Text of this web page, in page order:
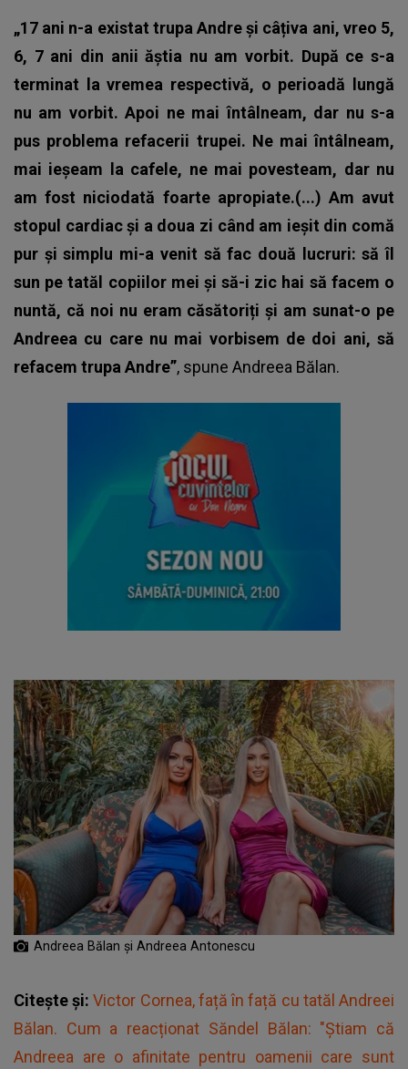
„17 ani n-a existat trupa Andre și câțiva ani, vreo 5,
6, 7 ani din anii ăștia nu am vorbit. După ce s-a
terminat la vremea respectivă, o perioadă lungă
nu am vorbit. Apoi ne mai întâlneam, dar nu s-a
pus problema refacerii trupei. Ne mai întâlneam,
mai ieșeam la cafele, ne mai povesteam, dar nu
am fost niciodată foarte apropiate.(...) Am avut
stopul cardiac și a doua zi când am ieșit din comă
pur și simplu mi-a venit să fac două lucruri: să îl
sun pe tatăl copiilor mei și să-i zic hai să facem o
nuntă, că noi nu eram căsătoriți și am sunat-o pe
Andreea cu care nu mai vorbisem de doi ani, să
refacem trupa Andre”, spune Andreea Bălan.
Andreea Bălan și Andreea Antonescu
Citește și:Victor Cornea, față în față cu tatăl Andreei
Bălan. Cum a reacționat Săndel Bălan: "Știam că
Andreea are o afinitate pentru oamenii care sunt